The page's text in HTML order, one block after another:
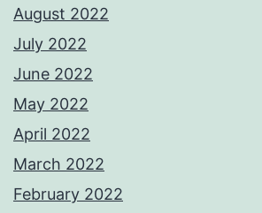
August 2022
July 2022
June 2022
May 2022
April 2022
March 2022
February 2022